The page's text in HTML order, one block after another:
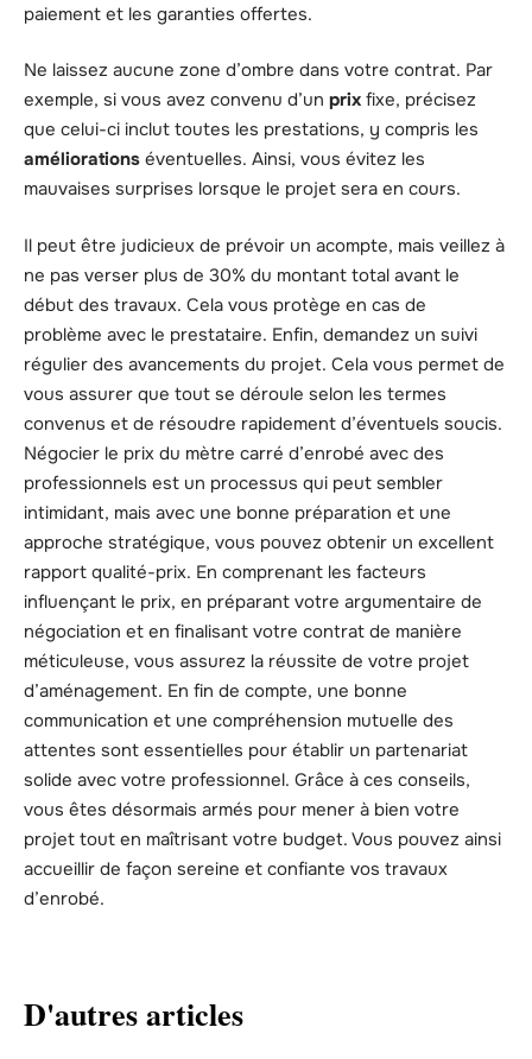
paiement et les garanties offertes.
Ne laissez aucune zone d’ombre dans votre contrat. Par
exemple, si vous avez convenu d’un prix fixe, précisez
que celui-ci inclut toutes les prestations, y compris les
améliorations éventuelles. Ainsi, vous évitez les
mauvaises surprises lorsque le projet sera en cours.
Il peut être judicieux de prévoir un acompte, mais veillez à
ne pas verser plus de 30% du montant total avant le
début des travaux. Cela vous protège en cas de
problème avec le prestataire. Enfin, demandez un suivi
régulier des avancements du projet. Cela vous permet de
vous assurer que tout se déroule selon les termes
convenus et de résoudre rapidement d’éventuels soucis.
Négocier le prix du mètre carré d’enrobé avec des
professionnels est un processus qui peut sembler
intimidant, mais avec une bonne préparation et une
approche stratégique, vous pouvez obtenir un excellent
rapport qualité-prix. En comprenant les facteurs
influençant le prix, en préparant votre argumentaire de
négociation et en finalisant votre contrat de manière
méticuleuse, vous assurez la réussite de votre projet
d’aménagement. En fin de compte, une bonne
communication et une compréhension mutuelle des
attentes sont essentielles pour établir un partenariat
solide avec votre professionnel. Grâce à ces conseils,
vous êtes désormais armés pour mener à bien votre
projet tout en maîtrisant votre budget. Vous pouvez ainsi
accueillir de façon sereine et confiante vos travaux
d’enrobé.
D'autres articles